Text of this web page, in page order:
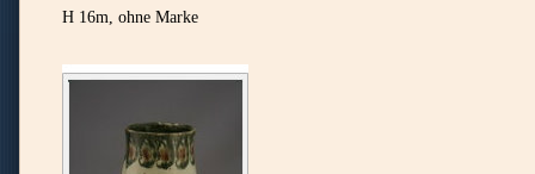
H 16m, ohne Marke